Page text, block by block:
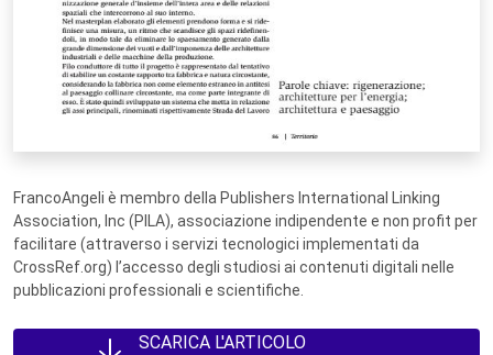
FrancoAngeli è membro della Publishers International Linking
Association, Inc (PILA), associazione indipendente e non profit per
facilitare (attraverso i servizi tecnologici implementati da
CrossRef.org) l’accesso degli studiosi ai contenuti digitali nelle
pubblicazioni professionali e scientifiche.
SCARICA L'ARTICOLO